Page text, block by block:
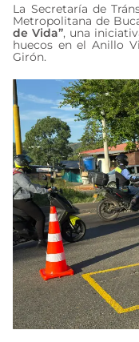
La Secretaría de
Metropolitana de
de Vida”, una
huecos en el Anillo
Girón.